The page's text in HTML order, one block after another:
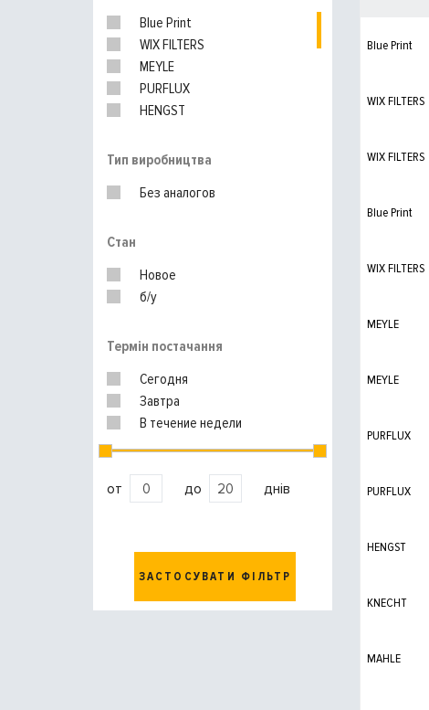
Blue Print
WIX FILTERS
MEYLE
PURFLUX
HENGST
MAHLE
BOSCH
Тип виробництва
Без аналогов
Стан
Новое
б/у
Термін постачання
Сегодня
Завтра
В течение недели
от до днів
ЗАСТОСУВАТИ ФІЛЬТР
Blue Print
WIX FILTERS
WIX FILTERS
Blue Print
WIX FILTERS
MEYLE
MEYLE
PURFLUX
PURFLUX
HENGST
KNECHT
MAHLE